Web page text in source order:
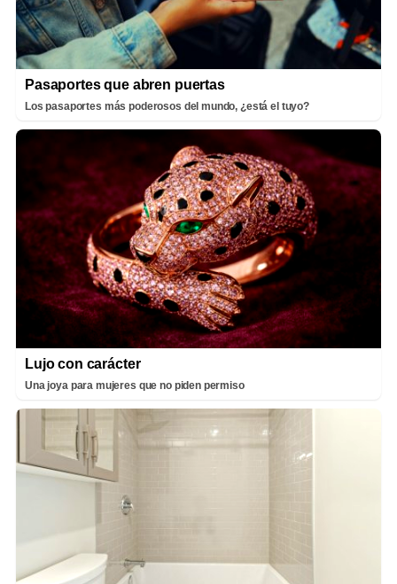
Pasaportes que abren puertas
Los pasaportes más poderosos del mundo, ¿está el tuyo?
Lujo con carácter
Una joya para mujeres que no piden permiso